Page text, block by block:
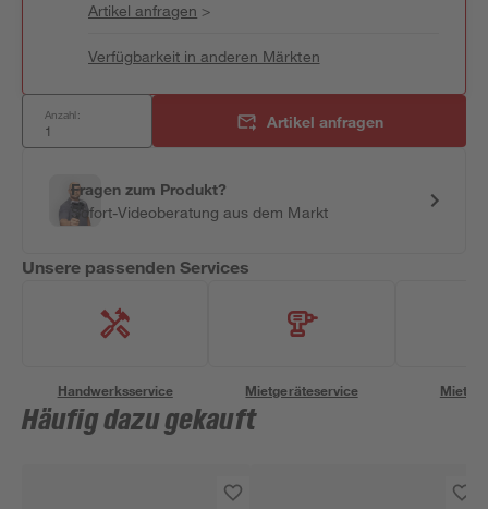
Artikel anfragen >
Verfügbarkeit in anderen Märkten
Anzahl: Artikel anfragen
Fragen zum Produkt?
Sofort-Videoberatung aus dem Markt
Unsere passenden Services
Handwerksservice Mietgeräteservice
Häufig dazu gekauft